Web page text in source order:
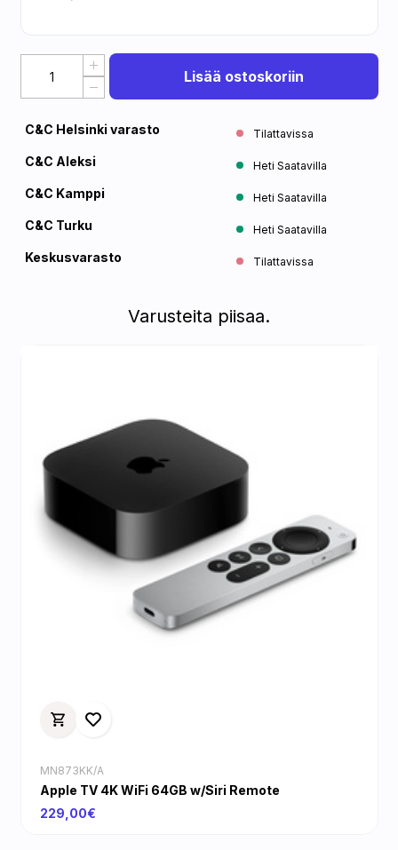
Lisää ostoskoriin
C&C Helsinki varasto Tilattavissa
C&C Aleksi Heti Saatavilla
C&C Kamppi Heti Saatavilla
C&C Turku Heti Saatavilla
Keskusvarasto Tilattavissa
Varusteita piisaa.
MN873KK/A
Apple TV 4K WiFi 64GB w/Siri Remote
229,00€